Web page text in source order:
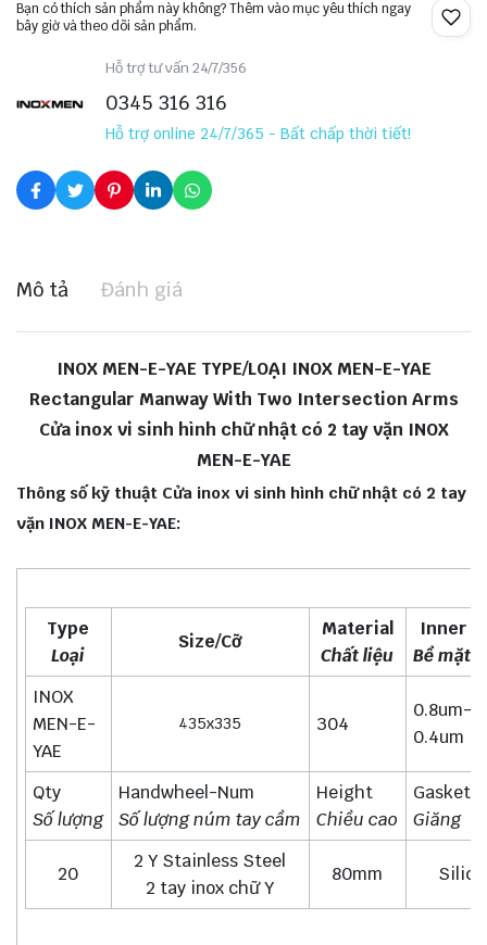
Bạn có thích sản phẩm này không? Thêm vào mục yêu thích ngay
bây giờ và theo dõi sản phẩm.
Hỗ trợ tư vấn 24/7/356
0345 316 316
Hỗ trợ online 24/7/365 - Bất chấp thời tiết!
Mô tả Đánh giá
INOX MEN-E-YAE TYPE/LOẠI INOX MEN-E-YAE
Rectangular Manway With Two Intersection Arms
Cửa inox vi sinh hình chữ nhật có 2 tay vặn INOX
MEN-E-YAE
Thông số kỹ thuật Cửa inox vi sinh hình chữ nhật có 2 tay
vặn INOX MEN-E-YAE:
Type
Loại
Size/Cỡ
Material
Chất liệu
Inner
Bề mặt
INOX
MEN-E-
YAE
435x335 304
0.8um-
0.4um
Qty
Số lượng
Handwheel-Num
Số lượng núm tay cầm
Height
Chiều cao
Gasket
Giăng
20
2 Y Stainless Steel
2 tay inox chữ Y
80mm